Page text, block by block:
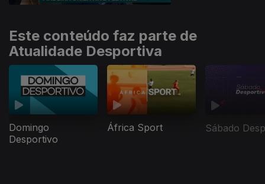
Este conteúdo faz parte de
Atualidade Desportiva
Domingo
Desportivo
África Sport Sábado